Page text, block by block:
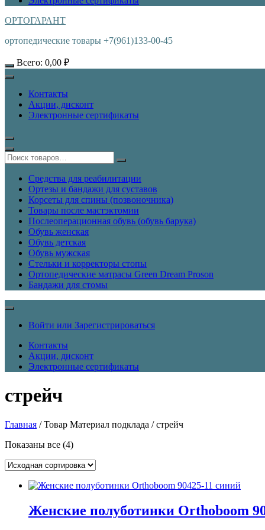
ОРТОГАРАНТ
ортопедические товары +7(961)133-00-45
Всего: 0,00 ₽
Контакты
Акции, дисконт
Электронные сертификаты
Средства для реабилитации
Ортезы и бандажи для суставов
Корсеты для спины (позвоночника)
Товары после мастэктомии
Послеоперационная обувь (обувь барука)
Обувь женская
Обувь детская
Обувь мужская
Стельки и корректоры стопы
Ортопедические матрасы Green Dream Proson
Бандажи для стомы
Войти или Зарегистрироваться
Контакты
Акции, дисконт
Электронные сертификаты
стрейч
Главная / Товар Материал подклада / стрейч
Показаны все (4)
Женские полуботинки Orthoboom